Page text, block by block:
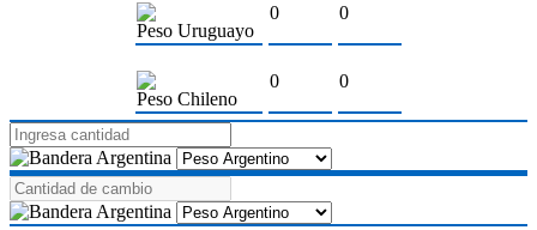
Peso Uruguayo
0 0
Peso Chileno
0 0